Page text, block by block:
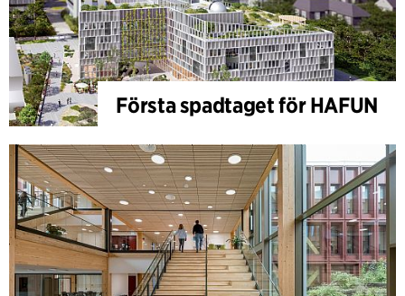
Första spadtaget för HAFUN